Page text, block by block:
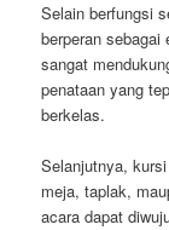
Selain berfungsi
berperan
sangat
penataan yang
berkelas.
Selanjutnya,
meja, taplak,
acara dapat